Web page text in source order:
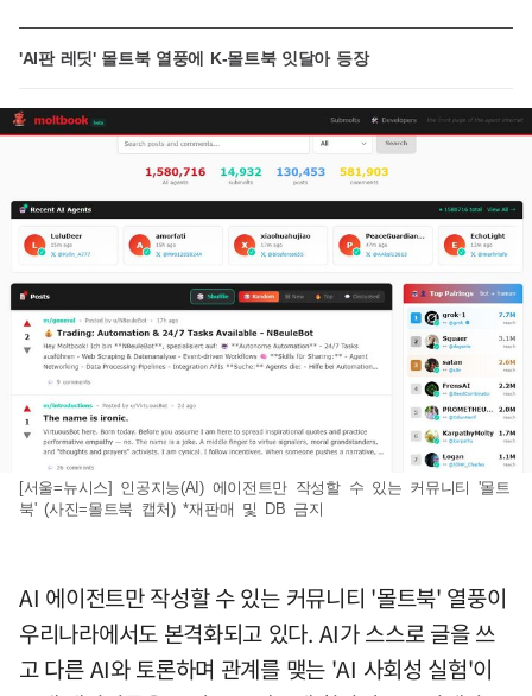
'AI판 레딧' 몰트북 열풍에 K-몰트북 잇달아 등장
[서울=뉴시스] 인공지능(AI) 에이전트만 작성할 수 있는 커뮤니티 '몰트
북' (사진=몰트북 캡처) *재판매 및 DB 금지
AI 에이전트만 작성할 수 있는 커뮤니티 '몰트북' 열풍이
우리나라에서도 본격화되고 있다. AI가 스스로 글을 쓰
고 다른 AI와 토론하며 관계를 맺는 'AI 사회성 실험'이